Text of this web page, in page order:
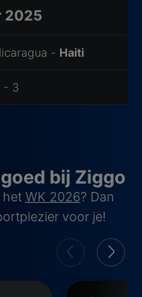
2025
- Haiti
- 3
bij Ziggo
het WK 2026? Dan
voor je!
Premier